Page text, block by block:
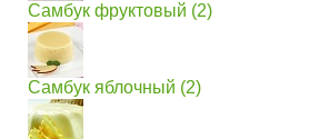
Самбук фруктовый (2)
Самбук яблочный (2)